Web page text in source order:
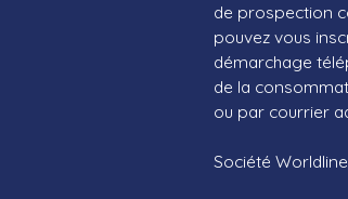
de prospection
pouvez vous
démarchage
de la
ou par courrier
Société Worldline,